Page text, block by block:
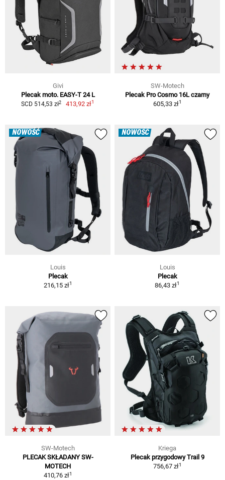
Givi
Plecak moto. EASY-T 24 L
SCD 514,53 zł2 413,92 zł1
SW-Motech
Plecak Pro Cosmo 16L czarny
605,33 zł1
NOWOŚĆ
Louis
Plecak
216,15 zł1
NOWOŚĆ
Louis
Plecak
86,43 zł1
SW-Motech
PLECAK SKŁADANY SW-
MOTECH
410,76 zł1
Kriega
Plecak przygodowy Trail 9
756,67 zł1